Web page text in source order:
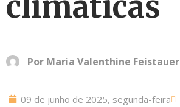
Por Maria Valenthine Feistauer
09 de junho de 2025, segunda-feira